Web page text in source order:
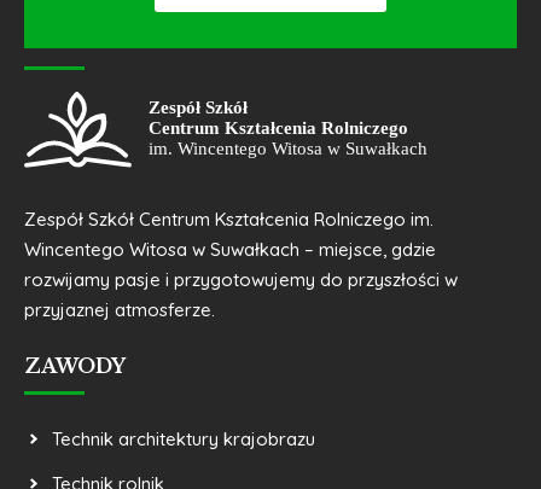
Zespół Szkół Centrum Kształcenia Rolniczego im.
Wincentego Witosa w Suwałkach – miejsce, gdzie
rozwijamy pasje i przygotowujemy do przyszłości w
przyjaznej atmosferze.
ZAWODY
Technik architektury krajobrazu
Technik rolnik